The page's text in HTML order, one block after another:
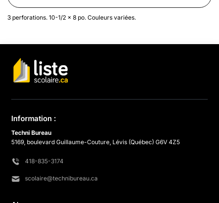
3 perforations. 10-1/2 x 8 po. Couleurs variées.
Information :
Techni Bureau
5169, boulevard Guillaume-Couture, Lévis (Québec) G6V 4Z5
418-835-3174
scolaire@technibureau.ca